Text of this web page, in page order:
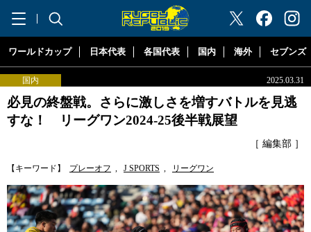
"ラグビーリパブリック"
ワールドカップ 日本代表 各国代表 国内 海外 セブンズ
国内 2025.03.31
必見の終盤戦。さらに激しさを増すバトルを見逃
すな！ リーグワン2024-25後半戦展望
［ 編集部 ］
【キーワード】 プレーオフ , J SPORTS , リーグワン